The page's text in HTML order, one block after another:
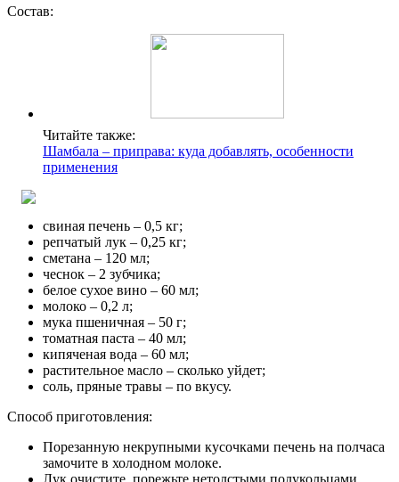
Состав:
Читайте также:
Шамбала – приправа: куда добавлять, особенности
применения
свиная печень – 0,5 кг;
репчатый лук – 0,25 кг;
сметана – 120 мл;
чеснок – 2 зубчика;
белое сухое вино – 60 мл;
молоко – 0,2 л;
мука пшеничная – 50 г;
томатная паста – 40 мл;
кипяченая вода – 60 мл;
растительное масло – сколько уйдет;
соль, пряные травы – по вкусу.
Способ приготовления:
Порезанную некрупными кусочками печень на полчаса
замочите в холодном молоке.
Лук очистите, порежьте нетолстыми полукольцами.